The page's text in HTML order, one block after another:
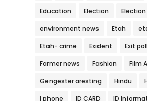
Education Election
environment news Etah
Etah- crime Exident Exit
Farmer news Fashion Film
Gengester aresting Hindu
I phone ID CARD ID